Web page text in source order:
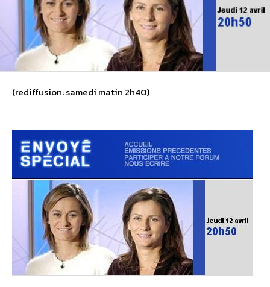
(rediffusion: samedi matin 2h40)